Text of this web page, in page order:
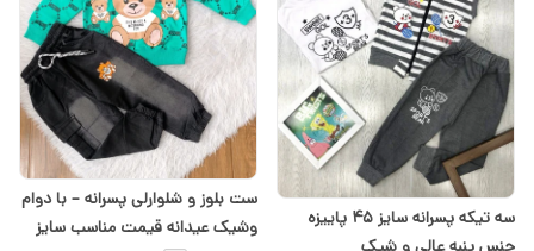
سه تیکه پسرانه سایز ۴۵ پاییزه
ست بلوز و شلوارلی پسرانه – با دوام
وشیک‌ عیدانه قیمت مناسب سایز